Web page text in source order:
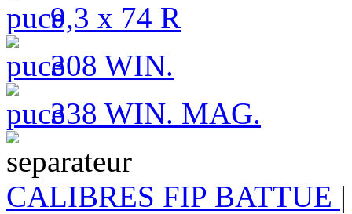
9,3 x 74 R
308 WIN.
338 WIN. MAG.
CALIBRES FIP BATTUE |